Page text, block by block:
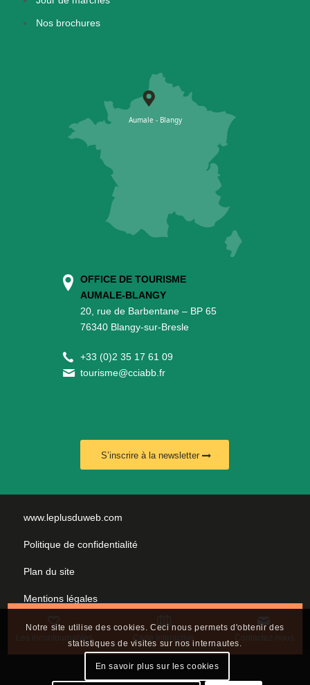
Les incontournables Carte interactive Contactez-nous
Nos brochures
OFFICE DE TOURISME
AUMALE-BLANGY
20, rue de Barbentane – BP 65
76340 Blangy-sur-Bresle
+33 (0)2 35 17 61 09
tourisme@cciabb.fr
S’inscrire à la newsletter
www.leplusduweb.com
Politique de confidentialité
Plan du site
Mentions légales
Nous contacter
Notre site utilise des cookies. Ceci nous permets d'obtenir des
statistiques de visites sur nos internautes.
En savoir plus sur les cookies